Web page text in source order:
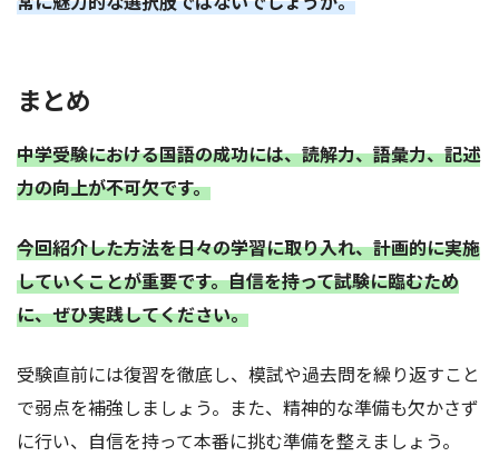
まとめ
中学受験における国語の成功には、読解力、語彙力、記述
力の向上が不可欠です。
今回紹介した方法を日々の学習に取り入れ、計画的に実施
していくことが重要です。自信を持って試験に臨むため
に、ぜひ実践してください。
受験直前には復習を徹底し、模試や過去問を繰り返すこと
で弱点を補強しましょう。また、精神的な準備も欠かさず
に行い、自信を持って本番に挑む準備を整えましょう。